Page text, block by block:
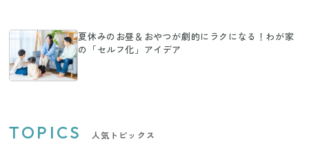
夏休みのお昼＆おやつが劇的にラクになる！わが家
の「セルフ化」アイデア
TOPICS 人気トピックス